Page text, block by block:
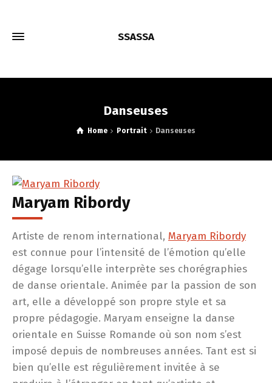
SSASSA
Danseuses
Home Portrait Danseuses
Maryam Ribordy
Artiste de renom international, Maryam Ribordy
est connue pour l’intensité de l’émotion qu’elle
dégage lorsqu’elle interprète ses chorégraphies
de danse orientale. Animée par la passion de son
art, elle a développé son propre style et sa
propre pédagogie. Maryam enseigne la danse
orientale en Suisse Romande où son nom s’est
imposé depuis de nombreuses années. Tant est si
bien qu’elle est régulièrement invitée à se